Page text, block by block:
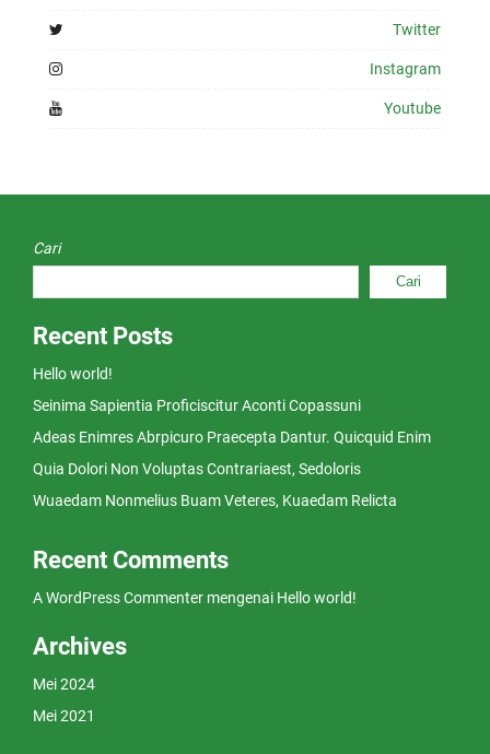
Twitter
Instagram
Youtube
Cari
Cari
Recent Posts
Hello world!
Seinima Sapientia Proficiscitur Aconti Copassuni
Adeas Enimres Abrpicuro Praecepta Dantur. Quicquid Enim
Quia Dolori Non Voluptas Contrariaest, Sedoloris
Wuaedam Nonmelius Buam Veteres, Kuaedam Relicta
Recent Comments
A WordPress Commenter mengenai Hello world!
Archives
Mei 2024
Mei 2021